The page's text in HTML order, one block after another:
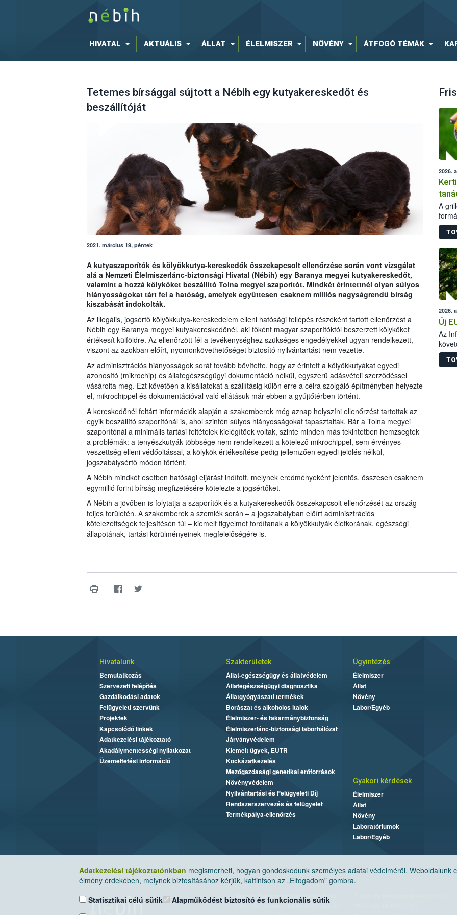
HIVATAL AKTUÁLIS ÁLLAT ÉLELMISZER NÖVÉNY ÁTFOGÓ TÉMÁK
Tetemes bírsággal sújtott a Nébih egy kutyakereskedőt és
beszállítóját
2021. március 19, péntek
A kutyaszaporítók és kölyökkutya-kereskedők összekapcsolt ellenőrzése során vont vizsgálat
alá a Nemzeti Élelmiszerlánc-biztonsági Hivatal (Nébih) egy Baranya megyei kutyakereskedőt,
valamint a hozzá kölyköket beszállító Tolna megyei szaporítót. Mindkét érintettnél olyan súlyos
hiányosságokat tárt fel a hatóság, amelyek együttesen csaknem milliós nagyságrendű bírság
kiszabását indokolták.
Az illegális, jogsértő kölyökkutya-kereskedelem elleni hatósági fellépés részeként tartott ellenőrzést a
Nébih egy Baranya megyei kutyakereskedőnél, aki főként magyar szaporítóktól beszerzett kölyköket
értékesít külföldre. Az ellenőrzött fél a tevékenységhez szükséges engedélyekkel ugyan rendelkezett,
viszont az azokban előírt, nyomonkövethetőséget biztosító nyilvántartást nem vezette.
Az adminisztrációs hiányosságok sorát tovább bővítette, hogy az érintett a kölyökkutyákat egyedi
azonosító (mikrochip) és állategészségügyi dokumentáció nélkül, egyszerű adásvételi szerződéssel
vásárolta meg. Ezt követően a kisállatokat a szállításig külön erre a célra szolgáló építményben helyezte
el, mikrochippel és dokumentációval való ellátásuk már ebben a gyűjtőtérben történt.
A kereskedőnél feltárt információk alapján a szakemberek még aznap helyszíni ellenőrzést tartottak az
egyik beszállító szaporítónál is, ahol szintén súlyos hiányosságokat tapasztaltak. Bár a Tolna megyei
szaporítónál a minimális tartási feltételek kielégítőek voltak, szinte minden más tekintetben hemzsegtek
a problémák: a tenyészkutyák többsége nem rendelkezett a kötelező mikrochippel, sem érvényes
veszettség elleni védőoltással, a kölykök értékesítése pedig jellemzően egyedi jelölés nélkül,
jogszabálysértő módon történt.
A Nébih mindkét esetben hatósági eljárást indított, melynek eredményeként jelentős, összesen csaknem
egymillió forint bírság megfizetésére kötelezte a jogsértőket.
A Nébih a jövőben is folytatja a szaporítók és a kutyakereskedők összekapcsolt ellenőrzését az ország
teljes területén. A szakemberek a szemlék során – a jogszabályban előírt adminisztrációs
kötelezettségek teljesítésén túl – kiemelt figyelmet fordítanak a kölyökkutyák életkorának, egészségi
állapotának, tartási körülményeinek megfelelőségére is.
2026.
A
a
2026.
Új
Az
Adatkezelési tájékoztatónkban megismerheti, hogyan gondoskodunk személyes adatai védelméről. Weboldalunk
élmény érdekében, melynek biztosításához kérjük, kattintson az „Elfogadom” gombra.
Statisztikai célú sütik
Alapműködést biztosító és funkcionális sütik
Hivatalunk
Bemutatkozás
Szervezeti felépítés
Gazdálkodási adatok
Felügyeleti szervünk
Projektek
Kapcsolódó linkek
Adatkezelési tájékoztató
Akadálymentességi nyilatkozat
Üzemeltetési információ
Szakterületek
Állat-egészségügy és állatvédelem
Állategészségügyi diagnosztika
Állatgyógyászati termékek
Borászat és alkoholos italok
Élelmiszer- és takarmánybiztonság
Élelmiszerlánc-biztonsági laborhálózat
Járványvédelem
Kiemelt ügyek, EUTR
Kockázatkezelés
Mezőgazdasági genetikai erőforrások
Növényvédelem
Nyilvántartási és Felügyeleti Díj
Rendszerszervezés és felügyelet
Termékpálya-ellenőrzés
Ügyintézés
Élelmiszer
Állat
Növény
Labor/Egyéb
Gyakori kérdések
Élelmiszer
Állat
Növény
Laboratóriumok
Labor/Egyéb
Nemzeti Élelmiszerlánc-biztonsági Hivatal